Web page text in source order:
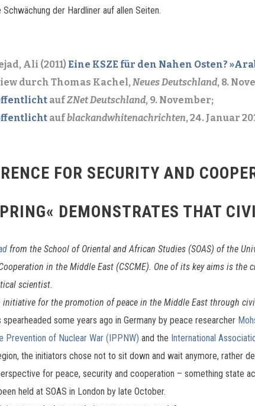
der Hardliner auf allen Seiten.
Ali (2011) Eine KSZE für den Nahen Osten?
durch Thomas Kachel,Neues Deutschland, 8.
aufZNet Deutschland, 9. November;
aufblackandwhitenachrichten, 24. Januar
FOR SECURITY AND
DEMONSTRATES THAT
from the School of Oriental and African Studies (SOAS) of the
in the Middle East (CSCME). One of its key aims is
scientist.
initiative for the promotion of peace in the Middle East through
some years ago in Germany by peace researcher
Prevention of Nuclear War (IPPNW) and the International
the initiators chose not to sit down and wait anymore, rather
for peace, security and cooperation – something state
held at SOAS in London by late October.